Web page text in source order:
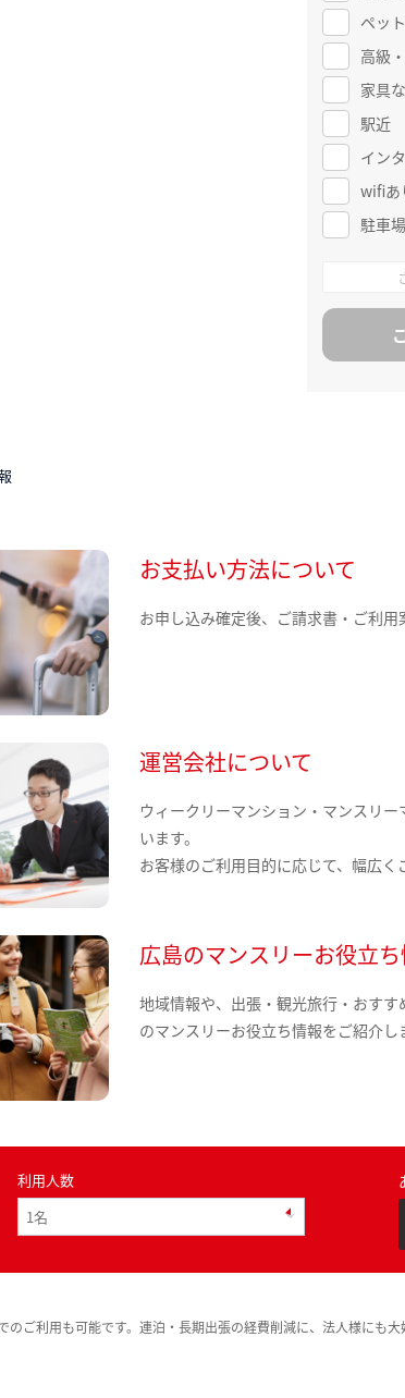
ペッ
高級
家具
駅近
イン
wifiあ
駐車
お支払い方法について
お申し込み確定後、ご請求書・ご利用
運営会社について
ウィークリーマンション・マンスリ
います。
お客様のご利用目的に応じて、幅広く
広島のマンスリーお役立
地域情報や、出張・観光旅行・おす
のマンスリーお役立ち情報をご紹介し
利用人数
ご利用も可能です。連泊・長期出張の経費削減に、法人様にも大